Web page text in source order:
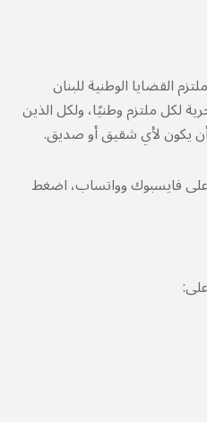
القضايا الوطنية للبنان
لكل ملتزم وطنيًا، ولكل الذين
أن يكون لأي شقيق أو صديق.
على فايسبوك وواتساب، اضغط